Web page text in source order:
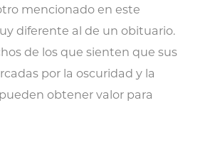
mencionado en este
diferente al de un obituario.
de los que sienten que sus
por la oscuridad y la
obtener valor para